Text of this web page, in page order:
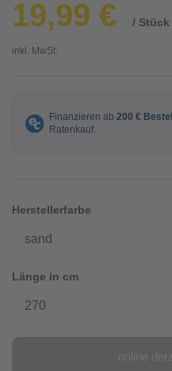
19,99 € / Stück
inkl. MwSt.
Herstellerfarbe
sand
Länge in cm
270